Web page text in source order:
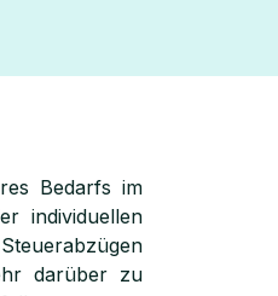
Bedarfs im
individuellen
darüber zu